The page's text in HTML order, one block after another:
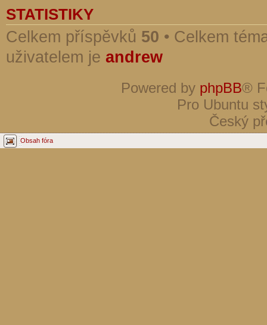
STATISTIKY
Celkem příspěvků 50 • Celkem
uživatelem je andrew
Powered by phpBB®
Pro Ubuntu
Český
Obsah fóra